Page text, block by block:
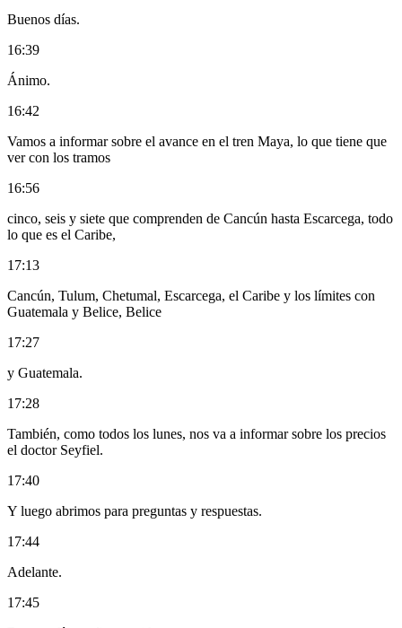
Buenos días.
16:39
Ánimo.
16:42
Vamos a informar sobre el avance en el tren Maya, lo que tiene que
ver con los tramos
16:56
cinco, seis y siete que comprenden de Cancún hasta Escarcega, todo
lo que es el Caribe,
17:13
Cancún, Tulum, Chetumal, Escarcega, el Caribe y los límites con
Guatemala y Belice, Belice
17:27
y Guatemala.
17:28
También, como todos los lunes, nos va a informar sobre los precios
el doctor Seyfiel.
17:40
Y luego abrimos para preguntas y respuestas.
17:44
Adelante.
17:45